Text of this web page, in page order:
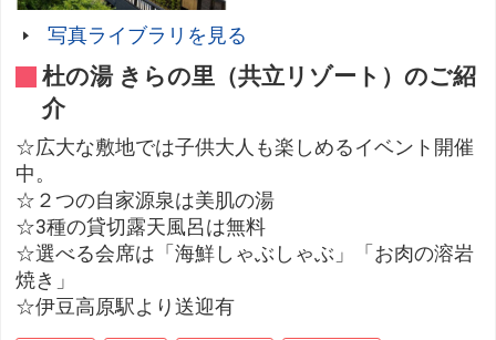
写真ライブラリを見る
杜の湯 きらの里（共立リゾート）のご紹
介
☆広大な敷地では子供大人も楽しめるイベント開催
中。
☆２つの自家源泉は美肌の湯
☆3種の貸切露天風呂は無料
☆選べる会席は「海鮮しゃぶしゃぶ」「お肉の溶岩
焼き」
☆伊豆高原駅より送迎有